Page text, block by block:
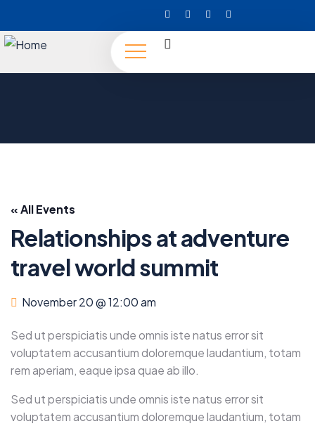
« All Events
Relationships at adventure
travel world summit
November 20 @ 12:00 am
Sed ut perspiciatis unde omnis iste natus error sit
voluptatem accusantium doloremque laudantium, totam
rem aperiam, eaque ipsa quae ab illo.
Sed ut perspiciatis unde omnis iste natus error sit
voluptatem accusantium doloremque laudantium, totam